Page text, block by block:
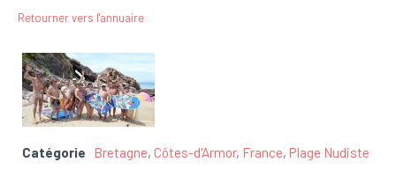
Retourner vers l'annuaire
Catégorie Bretagne, Côtes-d'Armor, France, Plage Nudiste